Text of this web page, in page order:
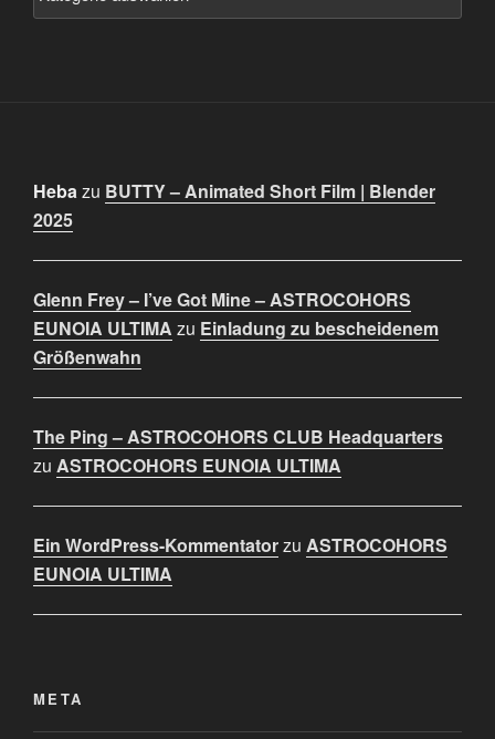
Hebazu BUTTY – Animated Short Film | Blender
2025
Glenn Frey – I’ve Got Mine – ASTROCOHORS
EUNOIA ULTIMA zu Einladung zu bescheidenem
Größenwahn
The Ping – ASTROCOHORS CLUB Headquarters
zu ASTROCOHORS EUNOIA ULTIMA
Ein WordPress-Kommentatorzu ASTROCOHORS
EUNOIA ULTIMA
META